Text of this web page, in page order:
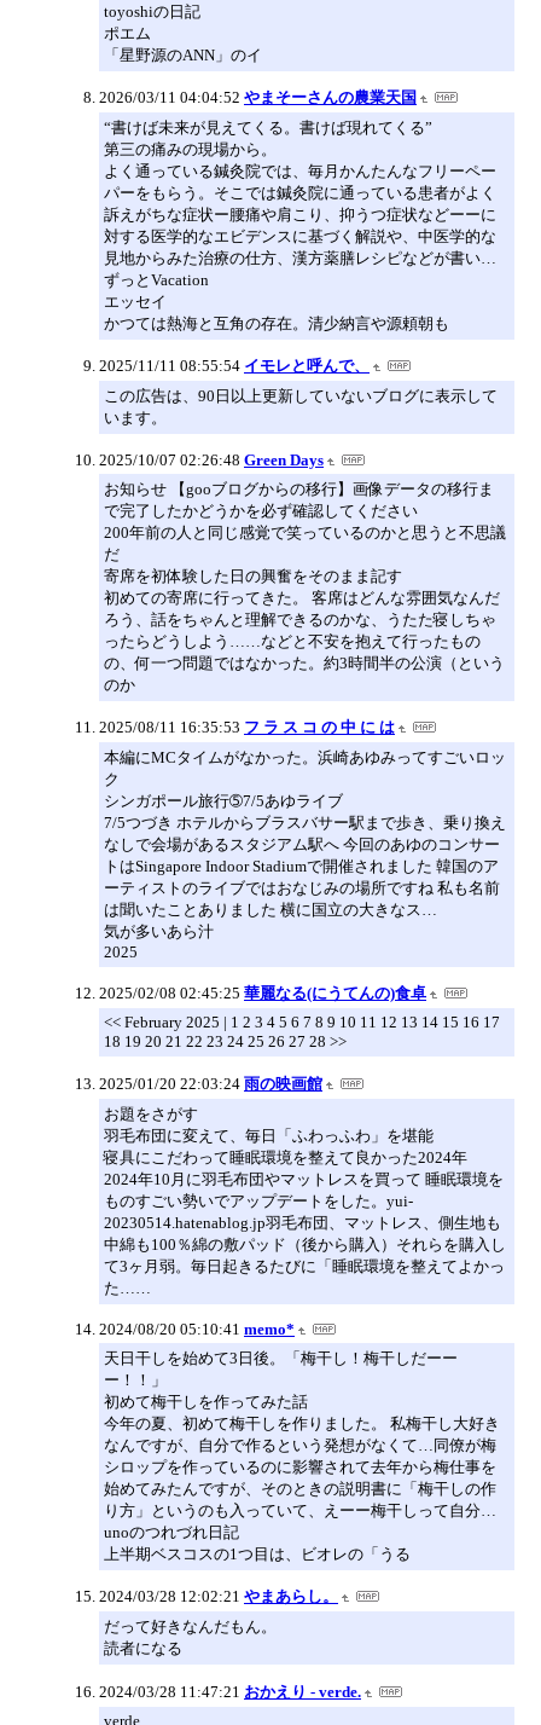
toyoshiの日記
ポエム
「星野源のANN」のイ
2026/03/11 04:04:52 やまそーさんの農業天国
“書けば未来が見えてくる。書けば現れてくる”
第三の痛みの現場から。
よく通っている鍼灸院では、毎月かんたんなフリーペー
パーをもらう。そこでは鍼灸院に通っている患者がよく
訴えがちな症状ー腰痛や肩こり、抑うつ症状などーーに
対する医学的なエビデンスに基づく解説や、中医学的な
見地からみた治療の仕方、漢方薬膳レシピなどが書い…
ずっとVacation
エッセイ
かつては熱海と互角の存在。清少納言や源頼朝も
2025/11/11 08:55:54 イモレと呼んで、
この広告は、90日以上更新していないブログに表示して
います。
2025/10/07 02:26:48 Green Days
お知らせ 【gooブログからの移行】画像データの移行ま
で完了したかどうかを必ず確認してください
200年前の人と同じ感覚で笑っているのかと思うと不思議
だ
寄席を初体験した日の興奮をそのまま記す
初めての寄席に行ってきた。 客席はどんな雰囲気なんだ
ろう、話をちゃんと理解できるのかな、うたた寝しちゃ
ったらどうしよう……などと不安を抱えて行ったもの
の、何一つ問題ではなかった。約3時間半の公演（という
のか
2025/08/11 16:35:53 フ ラ ス コ の 中 に は
本編にMCタイムがなかった。浜崎あゆみってすごいロッ
ク
シンガポール旅行➄7/5あゆライブ
7/5つづき ホテルからブラスバサー駅まで歩き、乗り換え
なしで会場があるスタジアム駅へ 今回のあゆのコンサー
トはSingapore Indoor Stadiumで開催されました 韓国のア
ーティストのライブではおなじみの場所ですね 私も名前
は聞いたことありました 横に国立の大きなス…
気が多いあら汁
2025
2025/02/08 02:45:25 華麗なる(にうてんの)食卓
<< February 2025 | 1 2 3 4 5 6 7 8 9 10 11 12 13 14 15 16 17
18 19 20 21 22 23 24 25 26 27 28 >>
2025/01/20 22:03:24 雨の映画館
お題をさがす
羽毛布団に変えて、毎日「ふわっふわ」を堪能
寝具にこだわって睡眠環境を整えて良かった2024年
2024年10月に羽毛布団やマットレスを買って 睡眠環境を
ものすごい勢いでアップデートをした。yui-
20230514.hatenablog.jp羽毛布団、マットレス、側生地も
中綿も100％綿の敷パッド（後から購入）それらを購入し
て3ヶ月弱。毎日起きるたびに「睡眠環境を整えてよかっ
た……
2024/08/20 05:10:41 memo*
天日干しを始めて3日後。「梅干し！梅干しだーー
ー！！」
初めて梅干しを作ってみた話
今年の夏、初めて梅干しを作りました。 私梅干し大好き
なんですが、自分で作るという発想がなくて…同僚が梅
シロップを作っているのに影響されて去年から梅仕事を
始めてみたんですが、そのときの説明書に「梅干しの作
り方」というのも入っていて、えーー梅干しって自分…
unoのつれづれ日記
上半期ベスコスの1つ目は、ビオレの「うる
2024/03/28 12:02:21 やまあらし。
だって好きなんだもん。
読者になる
2024/03/28 11:47:21 おかえり - verde.
verde.